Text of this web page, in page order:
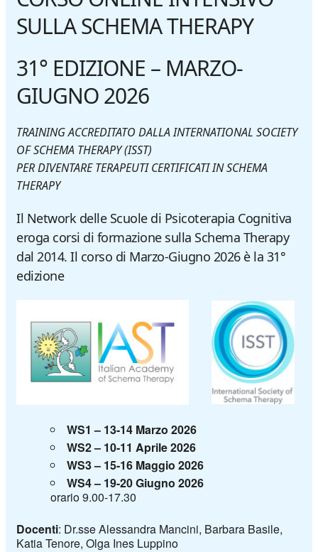
SULLA SCHEMA THERAPY
31° EDIZIONE – MARZO-
GIUGNO 2026
TRAINING ACCREDITATO DALLA INTERNATIONAL SOCIETY
OF SCHEMA THERAPY (ISST)
PER DIVENTARE TERAPEUTI CERTIFICATI IN SCHEMA
THERAPY
Il Network delle Scuole di Psicoterapia Cognitiva
eroga corsi di formazione sulla Schema Therapy
dal 2014. Il corso di Marzo-Giugno 2026 è la 31°
edizione
WS1 – 13-14 Marzo 2026
WS2 – 10-11 Aprile 2026
WS3 – 15-16 Maggio 2026
WS4 – 19-20 Giugno 2026
orario 9.00-17.30
Docenti: Dr.sse Alessandra Mancini, Barbara Basile,
Katia Tenore, Olga Ines Luppino